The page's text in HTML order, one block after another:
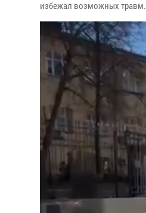
избежал возможных травм.